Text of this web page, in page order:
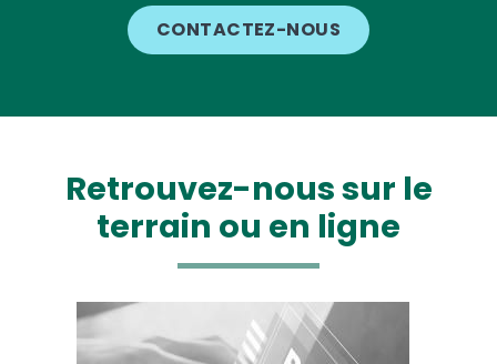
CONTACTEZ-NOUS
Retrouvez-nous sur le
terrain ou en ligne